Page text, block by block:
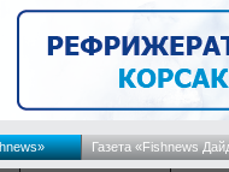
Газета «Fishnews